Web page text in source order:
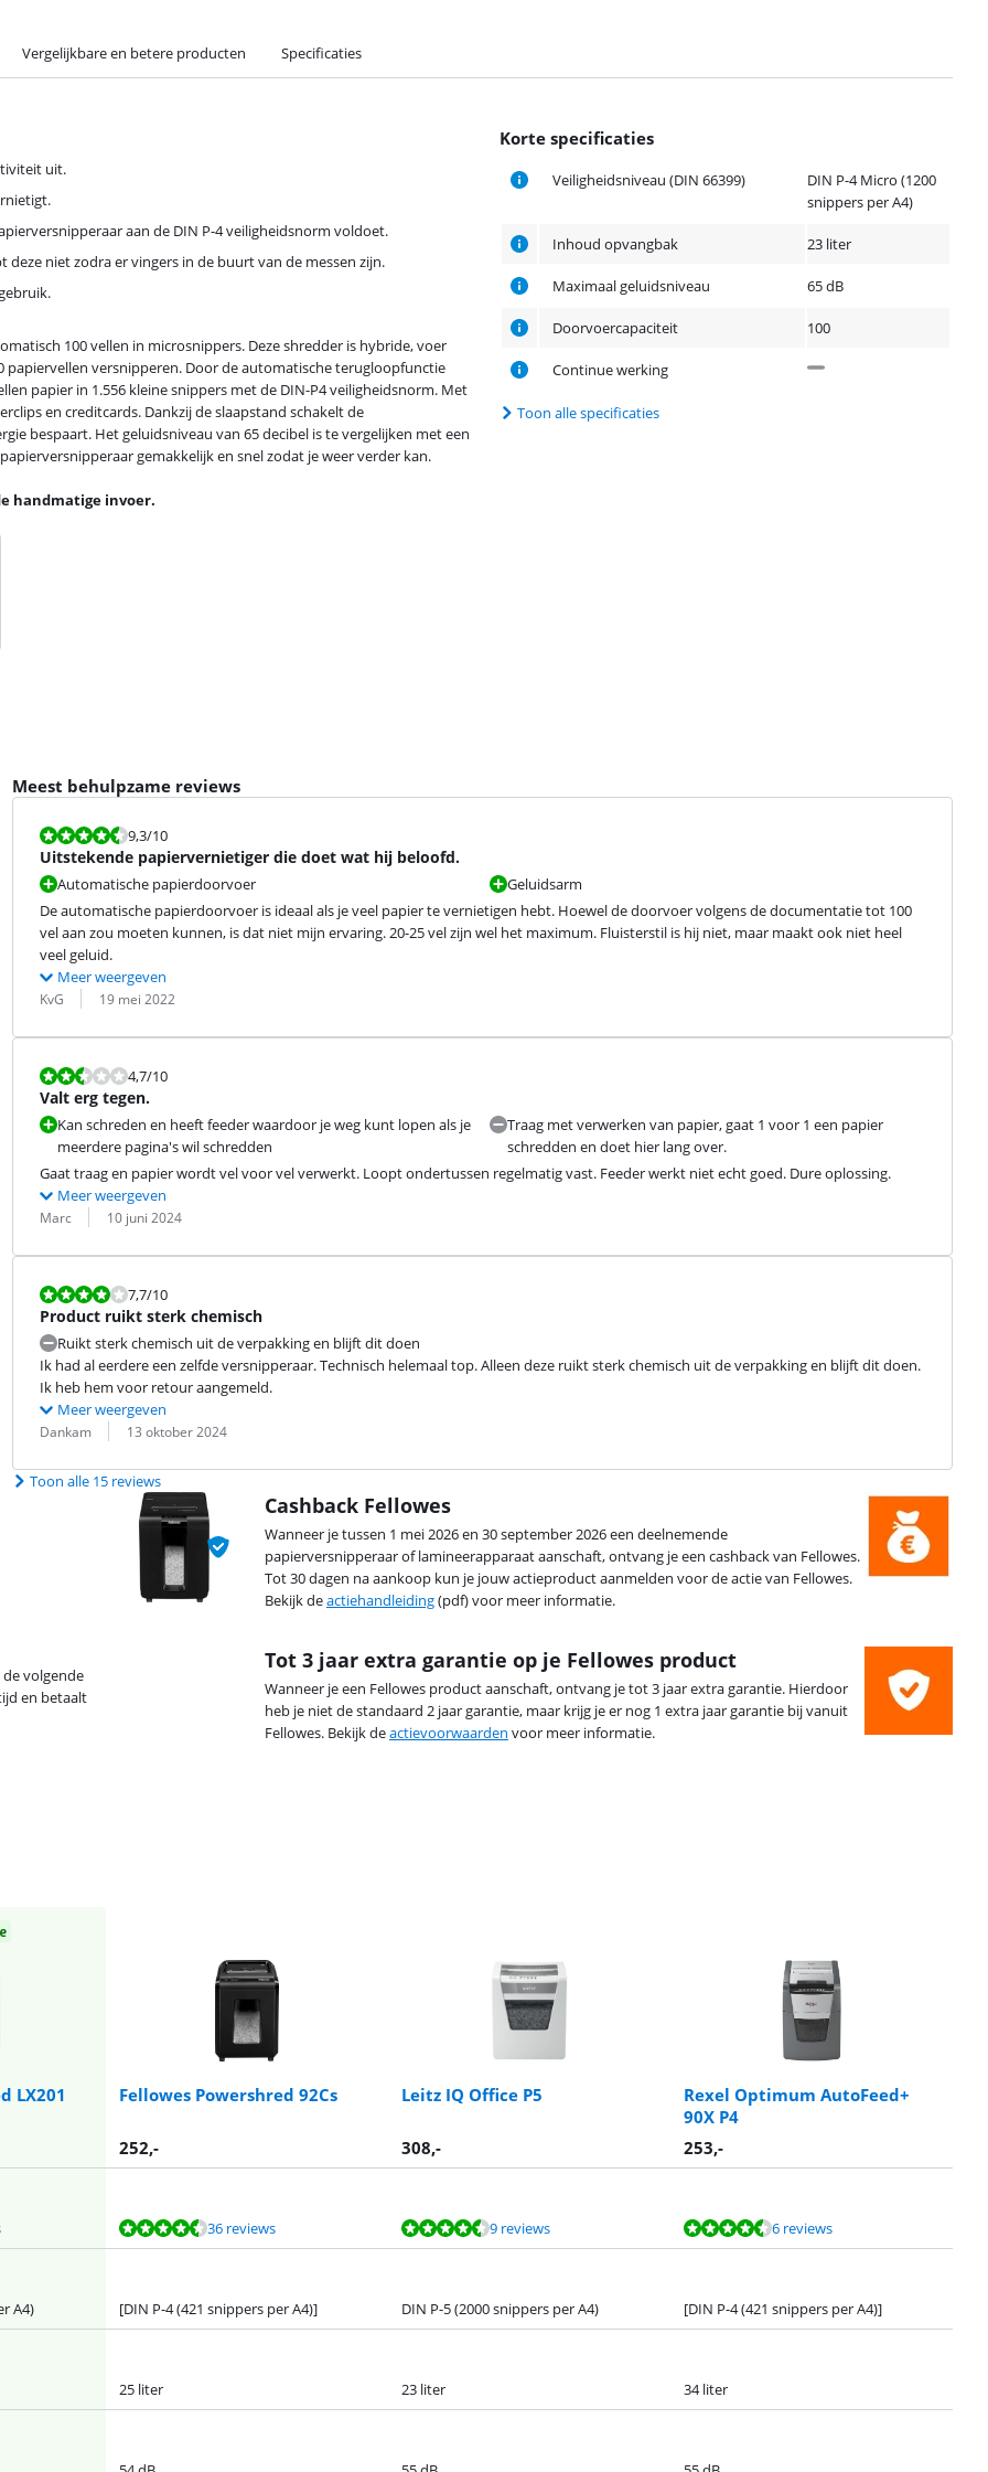
Vergelijkbare en betere producten Specificaties
Korte specificaties
Veiligheidsniveau (DIN 66399)
DIN P-4 Micro (1200
snippers per A4)
Inhoud opvangbak 23 liter
Maximaal geluidsniveau 65 dB
Doorvoercapaciteit 100
Continue werking
Toon alle specificaties
uit.
aan de DIN P-4 veiligheidsnorm voldoet.
niet zodra er vingers in de buurt van de messen zijn.
100 vellen in microsnippers. Deze shredder is hybride, voer
versnipperen. Door de automatische terugloopfunctie
papier in 1.556 kleine snippers met de DIN-P4 veiligheidsnorm. Met
en creditcards. Dankzij de slaapstand schakelt de
bespaart. Het geluidsniveau van 65 decibel is te vergelijken met een
gemakkelijk en snel zodat je weer verder kan.
handmatige invoer.
Meest behulpzame reviews
Beoordeling is 9,3 van de 10.
9,3/10
Uitstekende papiervernietiger die doet wat hij beloofd.
Automatische papierdoorvoer
Geluidsarm
De automatische papierdoorvoer is ideaal als je veel papier te vernietigen hebt. Hoewel de doorvoer volgens de documentatie tot 100
vel aan zou moeten kunnen, is dat niet mijn ervaring. 20-25 vel zijn wel het maximum. Fluisterstil is hij niet, maar maakt ook niet heel
veel geluid.
Meer weergeven
Beoordeling door:
KvG
Datum: 19 mei 2022
Beoordeling is 4,7 van de 10.
4,7/10
Valt erg tegen.
Kan schreden en heeft feeder waardoor je weg kunt lopen als je
meerdere pagina's wil schredden
Traag met verwerken van papier, gaat 1 voor 1 een papier
schredden en doet hier lang over.
Gaat traag en papier wordt vel voor vel verwerkt. Loopt ondertussen regelmatig vast. Feeder werkt niet echt goed. Dure oplossing.
Meer weergeven
Beoordeling door:
Marc
Datum: 10 juni 2024
Beoordeling is 7,7 van de 10.
7,7/10
Product ruikt sterk chemisch
Ruikt sterk chemisch uit de verpakking en blijft dit doen
Ik had al eerdere een zelfde versnipperaar. Technisch helemaal top. Alleen deze ruikt sterk chemisch uit de verpakking en blijft dit doen.
Ik heb hem voor retour aangemeld.
Meer weergeven
Beoordeling door:
Dankam
Datum: 13 oktober 2024
Toon alle 15 reviews
volgende
en betaalt
Tot 3 jaar extra garantie op je Fellowes product
Wanneer je een Fellowes product aanschaft, ontvang je tot 3 jaar extra garantie. Hierdoor
heb je niet de standaard 2 jaar garantie, maar krijg je er nog 1 extra jaar garantie bij vanuit
Fellowes. Bekijk deactievoorwaarden voor meer informatie.
Cashback Fellowes
Wanneer je tussen 1 mei 2026 en 30 september 2026 een deelnemende
papierversnipperaar of lamineerapparaat aanschaft, ontvang je een cashback van Fellowes.
Tot 30 dagen na aankoop kun je jouw actieproduct aanmelden voor de actie van Fellowes.
Bekijk deactiehandleiding(pdf) voor meer informatie.
LX201
Fellowes Powershred 92Cs Leitz IQ Office P5
Rexel Optimum AutoFeed+
90X P4
252,- 308,- 253,-
36 reviews 9 reviews 6 reviews
A4) [DIN P-4 (421 snippers per A4)] DIN P-5 (2000 snippers per A4) [DIN P-4 (421 snippers per A4)]
25 liter 23 liter 34 liter